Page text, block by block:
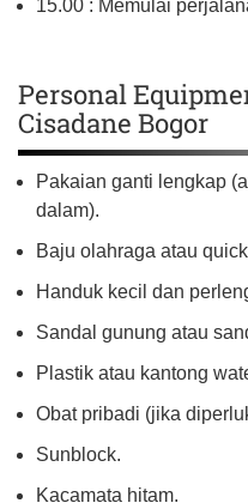
15.00 : Memulai
Personal
Cisadane Bogor
Pakaian ganti lengkap
dalam).
Baju olahraga atau
Handuk kecil dan
Sandal gunung atau
Plastik atau kantong
Obat pribadi (jika
Sunblock.
Kacamata hitam.